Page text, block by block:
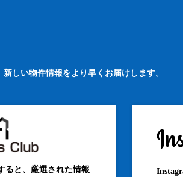
新しい物件情報をより早くお届けします。
ると、厳選された情報